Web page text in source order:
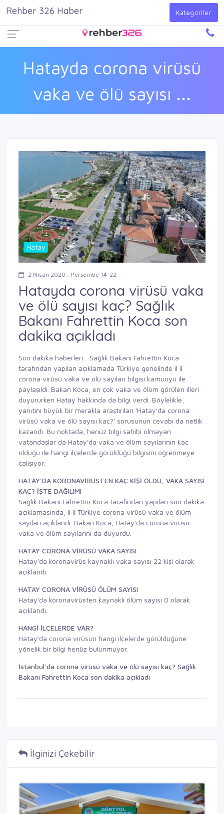
Giriş Yap
Hatayda corona virüsü
vaka ve ölü sayısı ...
Rehber 326 Haber Kategoriler
Hatay
2 Nisan 2020 , Perşembe 14:22
Hatayda corona virüsü vaka
ve ölü sayısı kaç? Sağlık
Bakanı Fahrettin Koca son
dakika açıkladı
Son dakika haberleri... Sağlık Bakanı Fahrettin Koca
tarafından yapılan açıklamada Türkiye genelinde il il
corona virüsü vaka ve ölü sayıları bilgisi kamuoyu ile
paylaşıldı. Bakan Koca, en çok vaka ve ölüm görülen illeri
duyururken Hatay hakkında da bilgi verdi. Böylelikle,
yanıtını büyük bir merakla araştırılan 'Hatay'da corona
virüsü vaka ve ölü sayısı kaç?' sorusunun cevabı da netlik
kazandı. Bu noktada, henüz bilgi sahibi olmayan
vatandaşlar da Hatay'da vaka ve ölüm sayılarının kaç
olduğu ile hangi ilçelerde görüldüğü bilgisini öğrenmeye
çalışıyor.
HATAY'DA KORONAVİRÜSTEN KAÇ KİŞİ ÖLDÜ, VAKA SAYISI
KAÇ? İŞTE DAĞILIMI
Sağlık Bakanı Fahrettin Koca tarafından yapılan son dakika
açıklamasında, il il Türkiye corona virüsü vaka ve ölüm
sayıları açıklandı. Bakan Koca, Hatay'da corona virüsü
vaka ve ölüm sayılarını da duyurdu.
HATAY CORONA VİRÜSÜ VAKA SAYISI
Hatay'da koronavirüs kaynaklı vaka sayısı 22 kişi olarak
açıklandı.
HATAY CORONA VİRÜSÜ ÖLÜM SAYISI
Hatay'da koronavirüsten kaynaklı ölüm sayısı 0 olarak
açıklandı.
HANGİ İLÇELERDE VAR?
Hatay'da corona virüsün hangi ilçelerde görüldüğüne
yönelik bir bilgi henüz bulunmuyor.
İstanbul'da corona virüsü vaka ve ölü sayısı kaç? Sağlık
Bakanı Fahrettin Koca son dakika açıkladı
İlginizi Çekebilir